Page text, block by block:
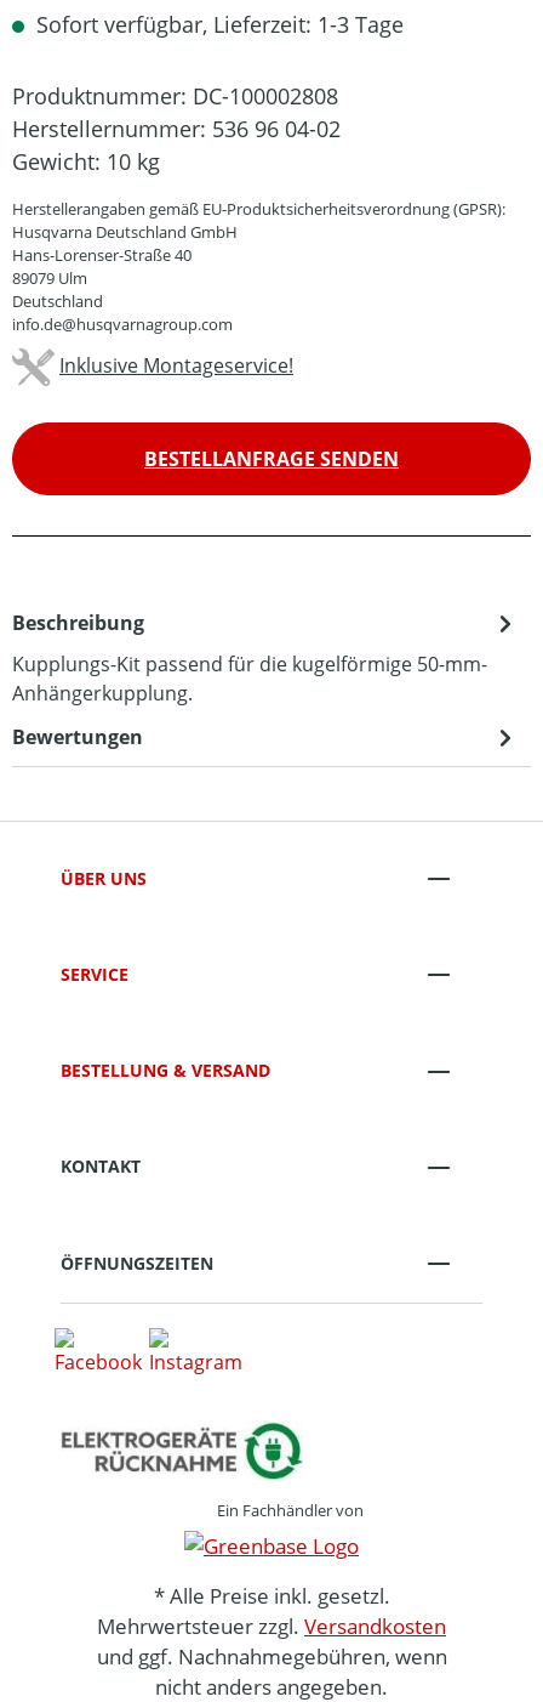
Sofort verfügbar, Lieferzeit: 1-3 Tage
Produktnummer: DC-100002808
Herstellernummer: 536 96 04-02
Gewicht: 10 kg
Herstellerangaben gemäß EU-Produktsicherheitsverordnung (GPSR):
Husqvarna Deutschland GmbH
Hans-Lorenser-Straße 40
89079 Ulm
Deutschland
info.de@husqvarnagroup.com
Inklusive Montageservice!
BESTELLANFRAGE SENDEN
Beschreibung
Kupplungs-Kit passend für die kugelförmige 50-mm-
Anhängerkupplung.
Bewertungen
ÜBER UNS
SERVICE
BESTELLUNG & VERSAND
KONTAKT
ÖFFNUNGSZEITEN
Ein Fachhändler von
* Alle Preise inkl. gesetzl.
Mehrwertsteuer zzgl. Versandkosten
und ggf. Nachnahmegebühren, wenn
nicht anders angegeben.